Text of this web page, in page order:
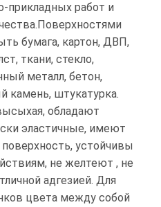
прикладных работ и
бумага, картон, ДВП,
ткани, стекло,
металл, бетон,
камень, штукатурка.
обладают
эластичные, имеют
устойчивы
не желтеют , не
адгезией. Для
цвета между собой